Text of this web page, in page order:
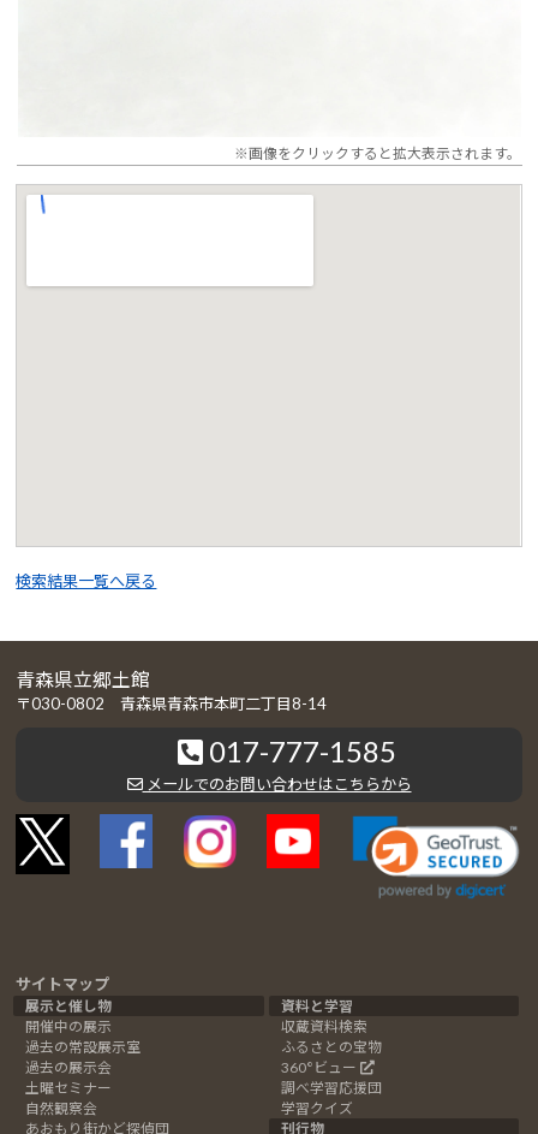
※画像をクリックすると拡大表示されます。
検索結果一覧へ戻る
青森県立郷土館
〒030-0802 青森県青森市本町二丁目8-14
017-777-1585
メールでのお問い合わせはこちらから
サイトマップ
展示と催し物
開催中の展示
過去の常設展示室
過去の展示会
土曜セミナー
自然観察会
あおもり街かど探偵団
資料と学習
収蔵資料検索
ふるさとの宝物
360°ビュー
調べ学習応援団
学習クイズ
刊行物